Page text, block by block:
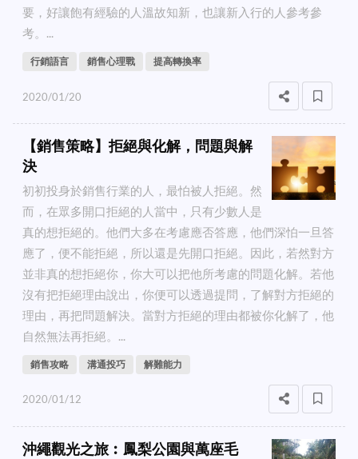
要，好讓飽有經驗的人溫故知新，也讓新入行的人參考參
考。...
行銷語言 銷售心理戰 提高轉換率
2020/01/20
【銷售策略】拒絕與化解，問題與解
決
初初投身於銷售行業的人，最怕被人拒絕。然
而，在眾多開口拒絕的人當中，只有少數人是
真的想拒絕的。他們大多在考慮應否答應，他們深怕一旦答
應了，便不能拒絕，所以還是先開口拒絕。因此，若然對方
並非真的想拒絕你，你大可以把他所考慮的問題化解。若他
沒有把拒絕理由說出，你便可以透過提問，了解對方拒絕的
理由，再把問題解決。當對方拒絕的理由都被你化解了，他
自然無法再拒絕。...
銷售攻略 溝通投巧 解難能力
2020/01/12
沖繩觀光之旅︰鳳梨公園與萬座毛